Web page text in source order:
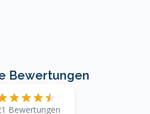
Bewertungen
Bewertungen